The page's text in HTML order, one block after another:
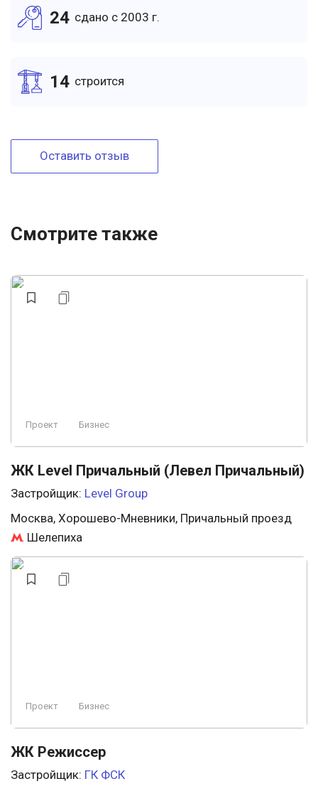
24 cдано c 2003 г.
14 cтроится
Оставить отзыв
Смотрите также
Проект Бизнес
ЖК Level Причальный (Левел Причальный)
Застройщик: Level Group
Москва, Хорошево-Мневники, Причальный проезд
Шелепиха
Проект Бизнес
ЖК Режиссер
Застройщик: ГК ФСК